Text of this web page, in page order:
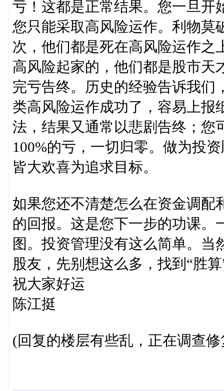
亏！这都是正常结果。您一旦开
您只能采取高风险运作。利物莫
次，他们都是死在高风险运作之
高风险起家的，他们都是股市天
完亏告终。历史的经验告诉我们
类高风险运作成功了，容易上报
法，结果又通常以悲剧告终；您
100%的亏，一切归零。做为投
皆大欢喜为追求目标。
如果您还不清楚怎么在资金调配
的回报。这是您下一步的功课。
图。投资管理没有这么简单。当
股友，先别想这么多，找到“胜
祝大家好运
陈江挺
(回复的楼层有些乱，正在调查修